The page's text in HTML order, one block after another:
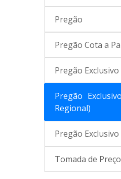
Pregão
Pregão Cota a
Pregão Exclusivo
Pregão
Regional)
Pregão
Tomada de Preço